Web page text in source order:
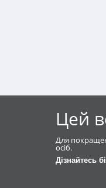
Цей
Для
осіб.
Дізнайтесь